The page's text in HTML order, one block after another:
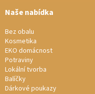
Naše nabídka
Bez obalu
Kosmetika
EKO domácnost
Potraviny
Lokální tvorba
Balíčky
Dárkové poukazy